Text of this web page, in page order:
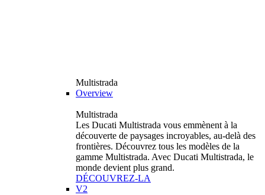
Multistrada
Overview
Multistrada
Les Ducati Multistrada vous emmènent à la
découverte de paysages incroyables, au-delà des
frontières. Découvrez tous les modèles de la
gamme Multistrada. Avec Ducati Multistrada, le
monde devient plus grand.
DÉCOUVREZ-LA
V2